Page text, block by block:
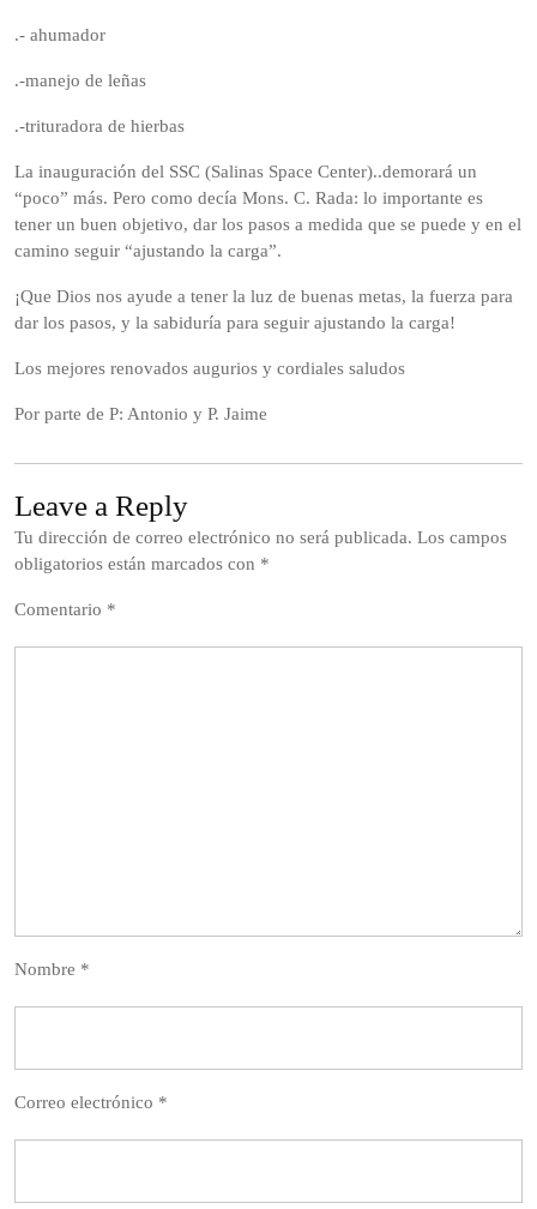
.- ahumador
.-manejo de leñas
.-trituradora de hierbas
La inauguración del SSC (Salinas Space Center)..demorará un
“poco” más. Pero como decía Mons. C. Rada: lo importante es
tener un buen objetivo, dar los pasos a medida que se puede y en el
camino seguir “ajustando la carga”.
¡Que Dios nos ayude a tener la luz de buenas metas, la fuerza para
dar los pasos, y la sabiduría para seguir ajustando la carga!
Los mejores renovados augurios y cordiales saludos
Por parte de P: Antonio y P. Jaime
Leave a Reply
Tu dirección de correo electrónico no será publicada. Los campos
obligatorios están marcados con *
Comentario *
Nombre *
Correo electrónico *